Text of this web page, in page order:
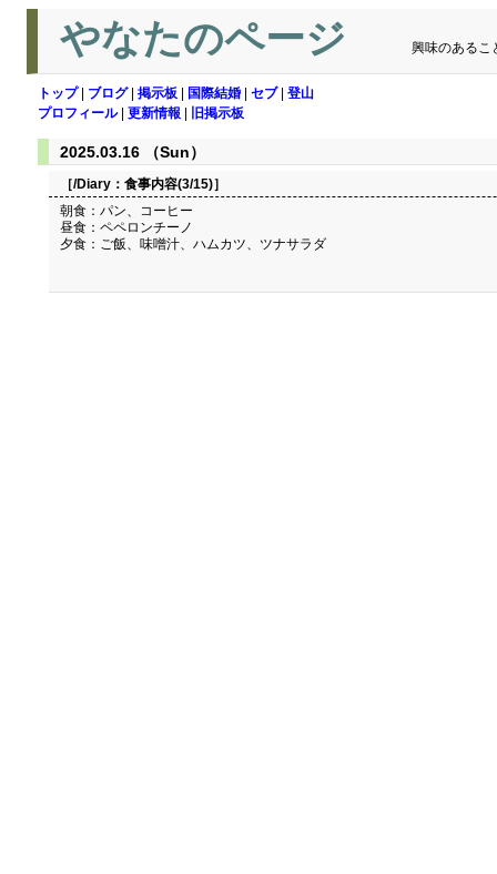
やなたのページ 興味のあるこ
トップ| ブログ| 掲示板 国際結婚 セブ| 登山
プロフィール| 更新情報 旧掲示板
2025.03.16 （Sun）
［/Diary： 食事内容(3/15)］
朝食：パン、コーヒー
昼食：ペペロンチーノ
夕食：ご飯、味噌汁、ハムカツ、ツナサラダ